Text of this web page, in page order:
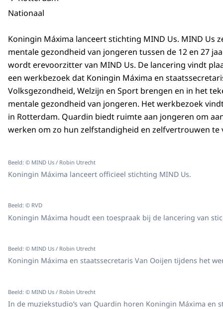
Nationaal
Koningin Máxima lanceert stichting MIND Us. MIND Us
mentale gezondheid van jongeren tussen de 12 en 27
wordt erevoorzitter van MIND Us. De lancering vindt
een werkbezoek dat Koningin Máxima en
Volksgezondheid, Welzijn en Sport brengen en in het
mentale gezondheid van jongeren. Het werkbezoek
in Rotterdam. Quardin biedt ruimte aan jongeren om
werken om zo hun zelfstandigheid en zelfvertrouwen
Beeld: © MIND Us / Robin Utrecht
Koningin Máxima lanceert officieel stichting MIND Us.
Beeld: © RVD
Koningin Máxima houdt een toespraak bij de lancering van
Beeld: © MIND Us / Robin Utrecht
Koningin Máxima en staatssecretaris Van Ooijen tijdens het
Beeld: © MIND Us / Robin Utrecht
In de muziekstudio’s van Quardin horen Koningin Máxima en